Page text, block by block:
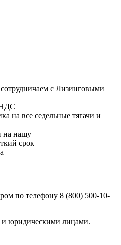
с Лизинговыми
НДС
на все седельные тягачи и
на нашу
срок
по телефону 8 (800) 500-10-
юридическими лицами.